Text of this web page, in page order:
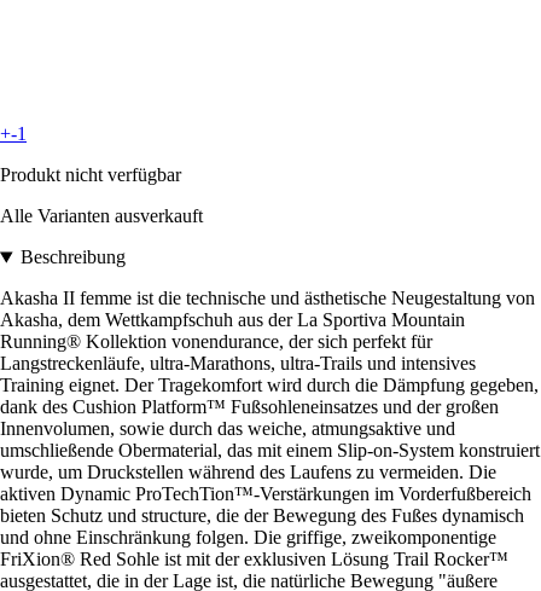
+-1
Produkt nicht verfügbar
Alle Varianten ausverkauft
Beschreibung
Akasha II femme ist die technische und ästhetische Neugestaltung von
Akasha, dem Wettkampfschuh aus der La Sportiva Mountain
Running® Kollektion vonendurance, der sich perfekt für
Langstreckenläufe, ultra-Marathons, ultra-Trails und intensives
Training eignet. Der Tragekomfort wird durch die Dämpfung gegeben,
dank des Cushion Platform™ Fußsohleneinsatzes und der großen
Innenvolumen, sowie durch das weiche, atmungsaktive und
umschließende Obermaterial, das mit einem Slip-on-System konstruiert
wurde, um Druckstellen während des Laufens zu vermeiden. Die
aktiven Dynamic ProTechTion™-Verstärkungen im Vorderfußbereich
bieten Schutz und structure, die der Bewegung des Fußes dynamisch
und ohne Einschränkung folgen. Die griffige, zweikomponentige
FriXion® Red Sohle ist mit der exklusiven Lösung Trail Rocker™
ausgestattet, die in der Lage ist, die natürliche Bewegung "äußere